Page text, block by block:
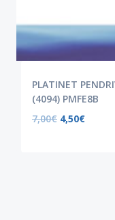
PLATINET
(4094) PMFE8B
7,00€ 4,50€